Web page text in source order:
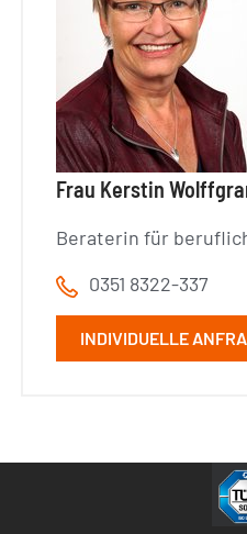
Frau Kerstin
Beraterin für
0351 8322-337
INDIVIDUELLE